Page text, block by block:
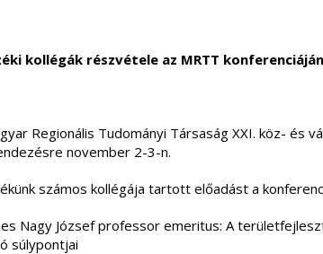
kollégák részvétele az MRTT konferenciáján
Regionális Tudományi Társaság XXI. köz- és
november 2-3-n.
számos kollégája tartott előadást a
Nagy József professor emeritus: A
súlypontjai